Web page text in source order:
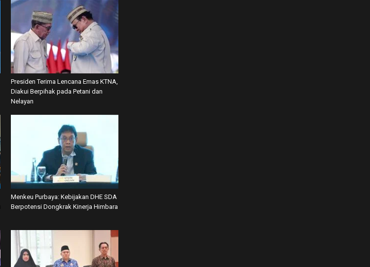
Presiden Terima Lencana Emas KTNA,
Diakui Berpihak pada Petani dan
Nelayan
Menkeu Purbaya: Kebijakan DHE SDA
Berpotensi Dongkrak Kinerja Himbara